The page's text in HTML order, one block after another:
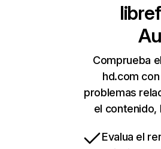
Comprueba
hd.com
problemas
el contenido,
Evalua el